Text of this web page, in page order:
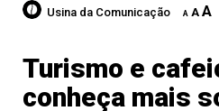
Usina da Comunicação A A A
Turismo e
conheça mais